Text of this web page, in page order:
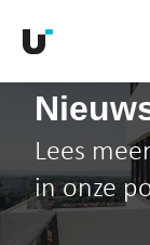
Lees
in onze